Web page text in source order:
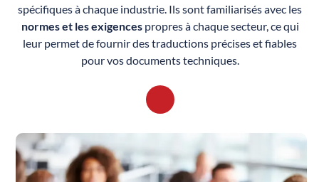
spécifiques à chaque industrie. Ils sont familiarisés avec les
normes et les exigencespropres à chaque secteur, ce qui
leur permet de fournir des traductions précises et fiables
pour vos documents techniques.